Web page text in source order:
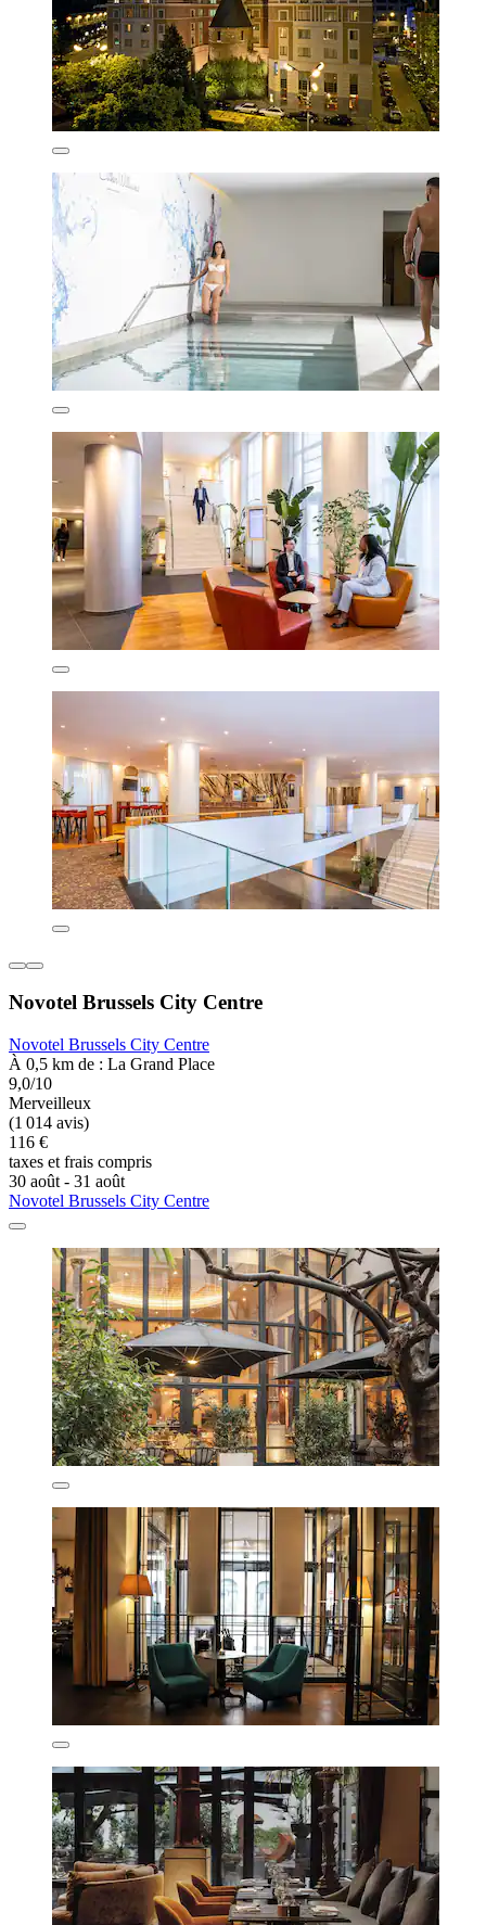
Novotel Brussels City Centre
Novotel Brussels City Centre
À 0,5 km de : La Grand Place
9,0/10
Merveilleux
(1 014 avis)
116 €
taxes et frais compris
30 août - 31 août
Novotel Brussels City Centre